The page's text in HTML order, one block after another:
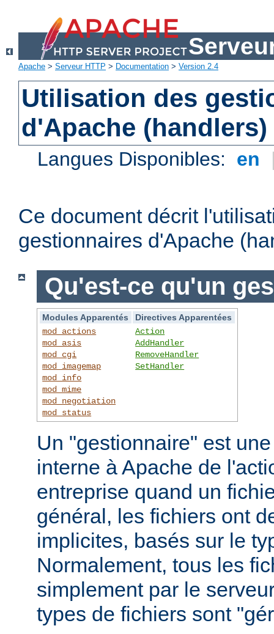
Apache > Serveur HTTP > Documentation > Version 2.4
Utilisation des
d'Apache (handlers)
Langues Disponibles: en
Ce document décrit
gestionnaires d'Apache
Qu'est-ce qu'un
Modules Apparentés
Directives Apparentées
mod_actions
mod_asis
mod_cgi
mod_imagemap
mod_info
mod_mime
mod_negotiation
mod_status
Action
AddHandler
RemoveHandler
SetHandler
Un "gestionnaire" est
interne à Apache de
entreprise quand un
général, les fichiers ont
implicites, basés sur le
Normalement, tous les
simplement par le
types de fichiers sont